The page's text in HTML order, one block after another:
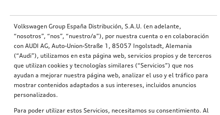
Volkswagen Group España Distribución, S.A.U. (en adelante,
“nosotros”, “nos”, “nuestro/a”), por nuestra cuenta o en colaboración
con AUDI AG, Auto-Union-Straße 1, 85057 Ingolstadt, Alemania
(“Audi”), utilizamos en esta página web, servicios propios y de terceros
que utilizan cookies y tecnologías similares (“Servicios”) que nos
ayudan a mejorar nuestra página web, analizar el uso y el tráfico para
mostrar contenidos adaptados a sus intereses, incluidos anuncios
personalizados.
Para poder utilizar estos Servicios, necesitamos su consentimiento. Al